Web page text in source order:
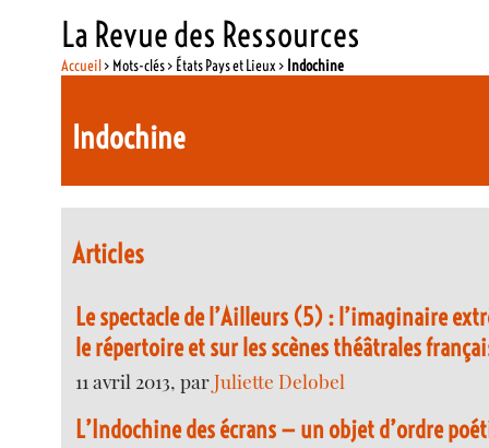
La Revue des Ressources
Accueil> Mots-clés > États Pays et Lieux > Indochine
Indochine
Articles
Le spectacle de l’Ailleurs (5) : l’imaginaire
le répertoire et sur les scènes théâtrales
11 avril 2013, parJuliette Delobel
L’Indochine des écrans — un objet d’ordre